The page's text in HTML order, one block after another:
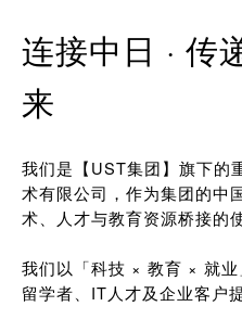
连接中日 · 传
来
我们是【UST集团】旗下的
术有限公司，作为集团的中
术、人才与教育资源桥接的使
我们以「科技 × 教育 × 就
留学者、IT人才及企业客户